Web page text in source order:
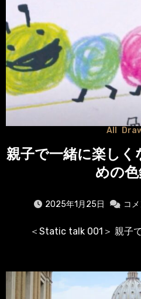
All
親子で一緒に楽し
めの
2025年1月25日 コ
＜Static talk 001＞ 親子